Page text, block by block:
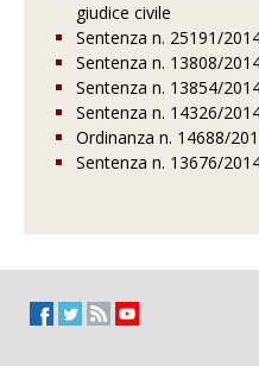
giudice civile
Sentenza n. 25191/
Sentenza n. 13808/
Sentenza n. 13854/
Sentenza n. 14326/
Ordinanza n. 14688/
Sentenza n. 13676/